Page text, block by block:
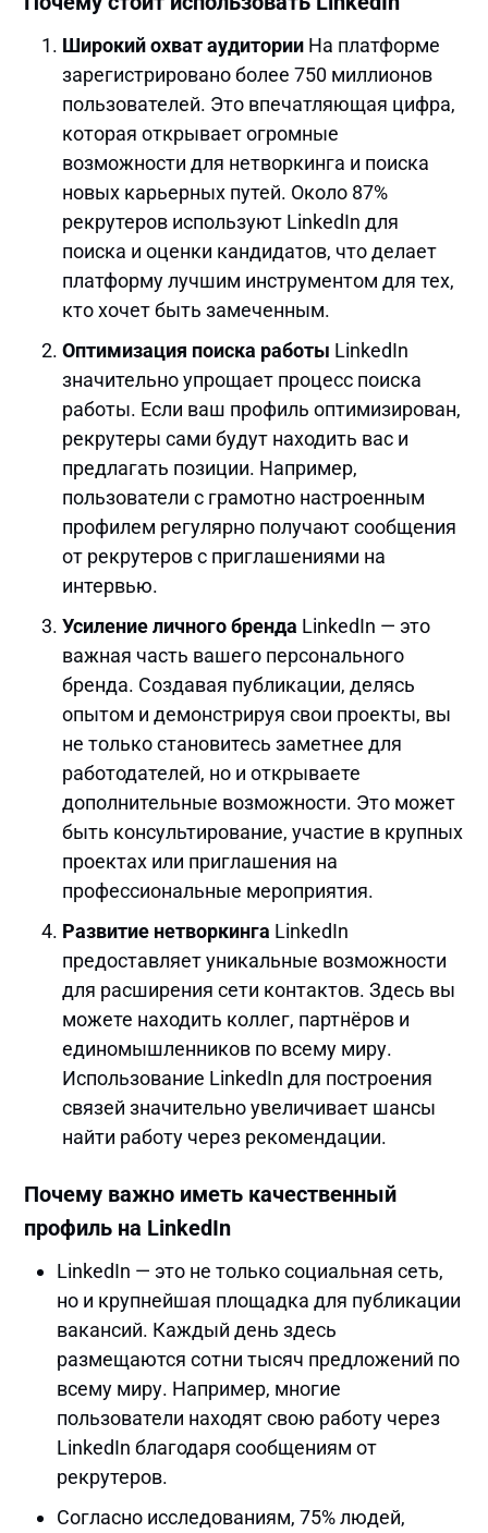
Широкий охват аудитории На платформе
зарегистрировано более 750 миллионов
пользователей. Это впечатляющая цифра,
которая открывает огромные
возможности для нетворкинга и поиска
новых карьерных путей. Около 87%
рекрутеров используют LinkedIn для
поиска и оценки кандидатов, что делает
платформу лучшим инструментом для тех,
кто хочет быть замеченным.
Оптимизация поиска работы LinkedIn
значительно упрощает процесс поиска
работы. Если ваш профиль оптимизирован,
рекрутеры сами будут находить вас и
предлагать позиции. Например,
пользователи с грамотно настроенным
профилем регулярно получают сообщения
от рекрутеров с приглашениями на
интервью.
Усиление личного бренда LinkedIn — это
важная часть вашего персонального
бренда. Создавая публикации, делясь
опытом и демонстрируя свои проекты, вы
не только становитесь заметнее для
работодателей, но и открываете
дополнительные возможности. Это может
быть консультирование, участие в крупных
проектах или приглашения на
профессиональные мероприятия.
Развитие нетворкинга LinkedIn
предоставляет уникальные возможности
для расширения сети контактов. Здесь вы
можете находить коллег, партнёров и
единомышленников по всему миру.
Использование LinkedIn для построения
связей значительно увеличивает шансы
найти работу через рекомендации.
Почему важно иметь качественный
профиль на LinkedIn
LinkedIn — это не только социальная сеть,
но и крупнейшая площадка для публикации
вакансий. Каждый день здесь
размещаются сотни тысяч предложений по
всему миру. Например, многие
пользователи находят свою работу через
LinkedIn благодаря сообщениям от
рекрутеров.
Согласно исследованиям, 75% людей,